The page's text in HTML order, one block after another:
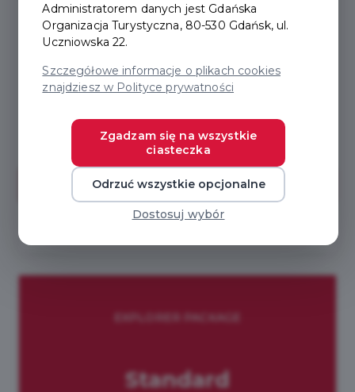
hours
Normal
75 PLN
BUY NOW
EXPLORER PACKAGE
Standard
Administratorem danych jest Gdańska
Organizacja Turystyczna, 80-530 Gdańsk, ul.
Uczniowska 22.
Szczegółowe informacje o plikach cookies
znajdziesz w Polityce prywatności
Zgadzam się na wszystkie
ciasteczka
Odrzuć wszystkie opcjonalne
Dostosuj wybór